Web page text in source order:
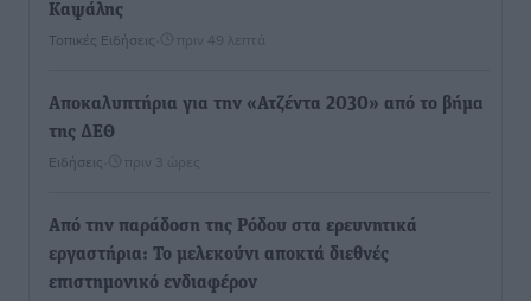
Καψάλης
Τοπικές Ειδήσεις πριν 49 λεπτά
Αποκαλυπτήρια για την «Ατζέντα 2030» από το βήμα
της ΔΕΘ
Ειδήσεις πριν 3 ώρες
Από την παράδοση της Ρόδου στα ερευνητικά
εργαστήρια: Το μελεκούνι αποκτά διεθνές
επιστημονικό ενδιαφέρον